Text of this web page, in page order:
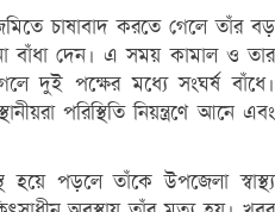
চাষাবাদ করতে গেলে তাঁর বড়
বাঁধা দেন। এ সময় কামাল ও তার
দুই পক্ষের মধ্যে সংঘর্ষ বাঁধে।
পরিস্থিতি নিয়ন্ত্রণে আনে এবং
পড়লে তাঁকে উপজেলা স্বাস্থ্য